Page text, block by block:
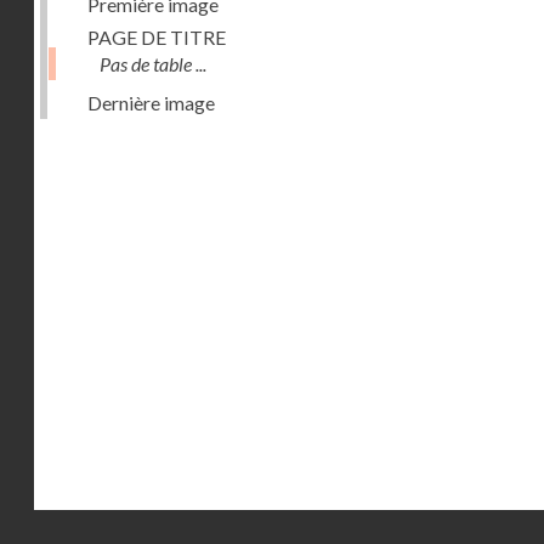
PAGE DE TITRE
Pas de table ...
Dernière image